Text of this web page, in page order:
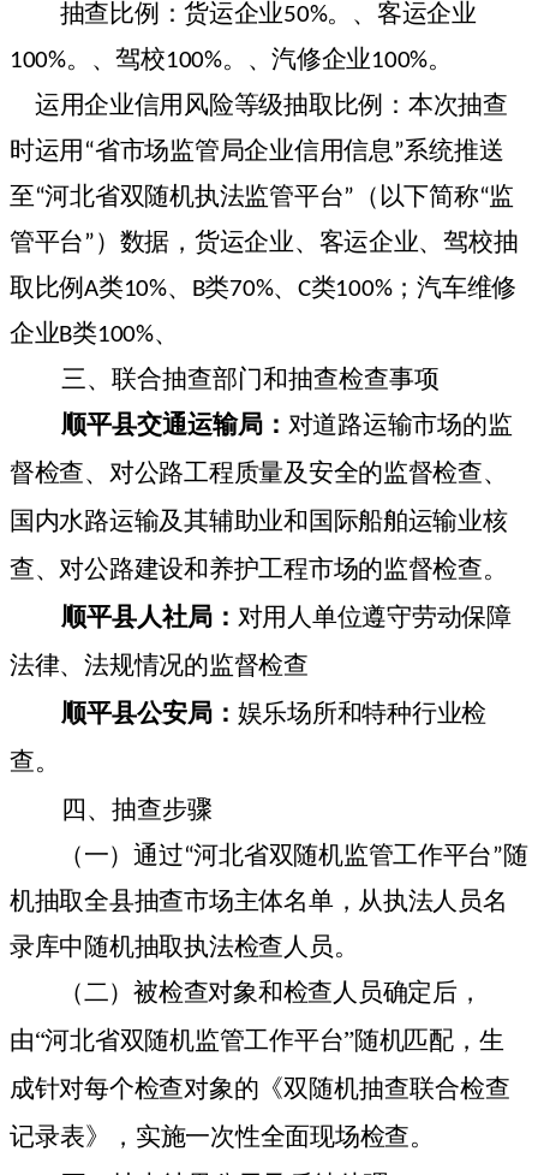
抽查比例：货运企业50%。、客运企业
100%。、驾校100%。、汽修企业100%。
运用企业信用风险等级抽取比例：本次抽查
时运用“省市场监管局企业信用信息”系统推送
至“河北省双随机执法监管平台”（以下简称“监
管平台”）数据，货运企业、客运企业、驾校抽
取比例A类10%、 B类70%、C类100%；汽车维修
企业B类100%、
三、 联合抽查部门和抽查检查事项
顺平县交通运输局： 对道路运输市场的监
督检查、对公路工程质量及安全的监督检查、
国内水路运输及其辅助业和国际船舶运输业核
查、对公路建设和养护工程市场的监督检查。
顺平县人社局： 对用人单位遵守劳动保障
法律、法规情况的监督检查
顺平县公安局： 娱乐场所和特种行业检
查。
四、抽查步骤
（一）通过“河北省双随机监管工作平台”随
机抽取全县抽查市场主体名单，从执法人员名
录库中随机抽取执法检查人员。
（二）被检查对象和检查人员确定后，
由“河北省双随机监管工作平台”随机匹配，生
成针对每个检查对象的 《双随机抽查联合检查
记录表》， 实施一次性全面现场检查。